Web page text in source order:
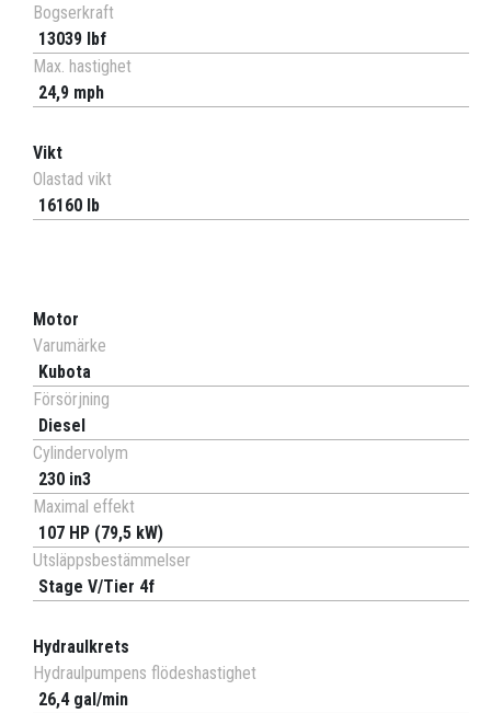
Bogserkraft
13039 lbf
Max. hastighet
24,9 mph
Vikt
Olastad vikt
16160 lb
Motor
Varumärke
Kubota
Försörjning
Diesel
Cylindervolym
230 in3
Maximal effekt
107 HP (79,5 kW)
Utsläppsbestämmelser
Stage V/Tier 4f
Hydraulkrets
Hydraulpumpens flödeshastighet
26,4 gal/min